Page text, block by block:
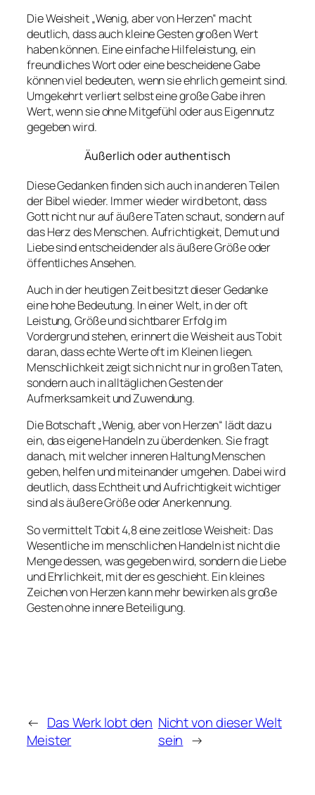
Die Weisheit „Wenig, aber von Herzen“ macht
deutlich, dass auch kleine Gesten großen Wert
haben können. Eine einfache Hilfeleistung, ein
freundliches Wort oder eine bescheidene Gabe
können viel bedeuten, wenn sie ehrlich gemeint sind.
Umgekehrt verliert selbst eine große Gabe ihren
Wert, wenn sie ohne Mitgefühl oder aus Eigennutz
gegeben wird.
Äußerlich oder authentisch
Diese Gedanken finden sich auch in anderen Teilen
der Bibel wieder. Immer wieder wird betont, dass
Gott nicht nur auf äußere Taten schaut, sondern auf
das Herz des Menschen. Aufrichtigkeit, Demut und
Liebe sind entscheidender als äußere Größe oder
öffentliches Ansehen.
Auch in der heutigen Zeit besitzt dieser Gedanke
eine hohe Bedeutung. In einer Welt, in der oft
Leistung, Größe und sichtbarer Erfolg im
Vordergrund stehen, erinnert die Weisheit aus Tobit
daran, dass echte Werte oft im Kleinen liegen.
Menschlichkeit zeigt sich nicht nur in großen Taten,
sondern auch in alltäglichen Gesten der
Aufmerksamkeit und Zuwendung.
Die Botschaft „Wenig, aber von Herzen“ lädt dazu
ein, das eigene Handeln zu überdenken. Sie fragt
danach, mit welcher inneren Haltung Menschen
geben, helfen und miteinander umgehen. Dabei wird
deutlich, dass Echtheit und Aufrichtigkeit wichtiger
sind als äußere Größe oder Anerkennung.
So vermittelt Tobit 4,8 eine zeitlose Weisheit: Das
Wesentliche im menschlichen Handeln ist nicht die
Menge dessen, was gegeben wird, sondern die Liebe
und Ehrlichkeit, mit der es geschieht. Ein kleines
Zeichen von Herzen kann mehr bewirken als große
Gesten ohne innere Beteiligung.
← Das Werk lobt den
Meister
Nicht von dieser Welt
sein →